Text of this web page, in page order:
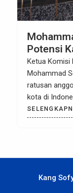
Potensi
Berbagai
Ketua Komisi
Mohammad
ratusan
kota di
Pendopo
Pakualaman,
kekayaan
Kang